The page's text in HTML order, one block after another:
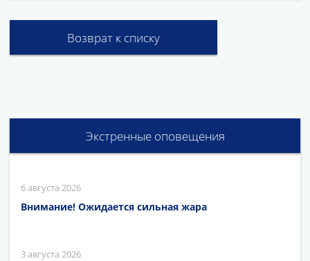
Публичные слушания и общественные обсуждения
Документы
Возврат к списку
Экстренные оповещения
6 августа 2026
Внимание! Ожидается сильная жара
3 августа 2026